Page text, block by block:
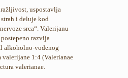
uspostavlja
i deluje kod
srca“. Valerijanu
razvija
alkoholno-vodenog
valerijane 1:4 (Valerianae
valerianae.